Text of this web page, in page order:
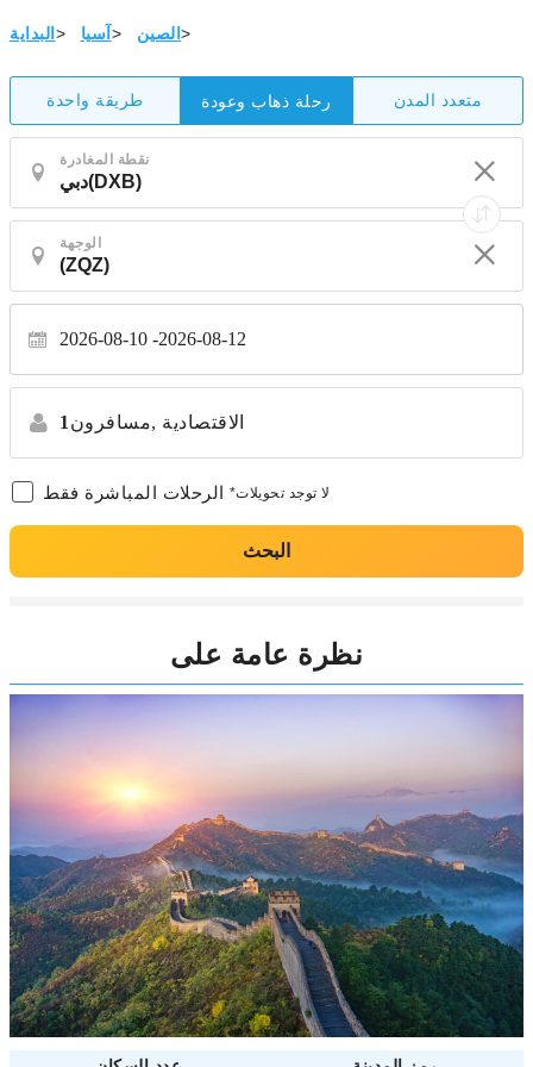
البداية > آسيا > الصين >
طريقة واحدة رحلة ذهاب وعودة متعدد المدن
نقطة المغادرة
الوجهة
2026-08-10 2026-08-12
1 مسافرون, الاقتصادية
الرحلات المباشرة فقط *لا توجد تحويلات
البحث
نظرة عامة على